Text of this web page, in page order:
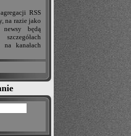
RSS
na razie jako
będą
kanałach